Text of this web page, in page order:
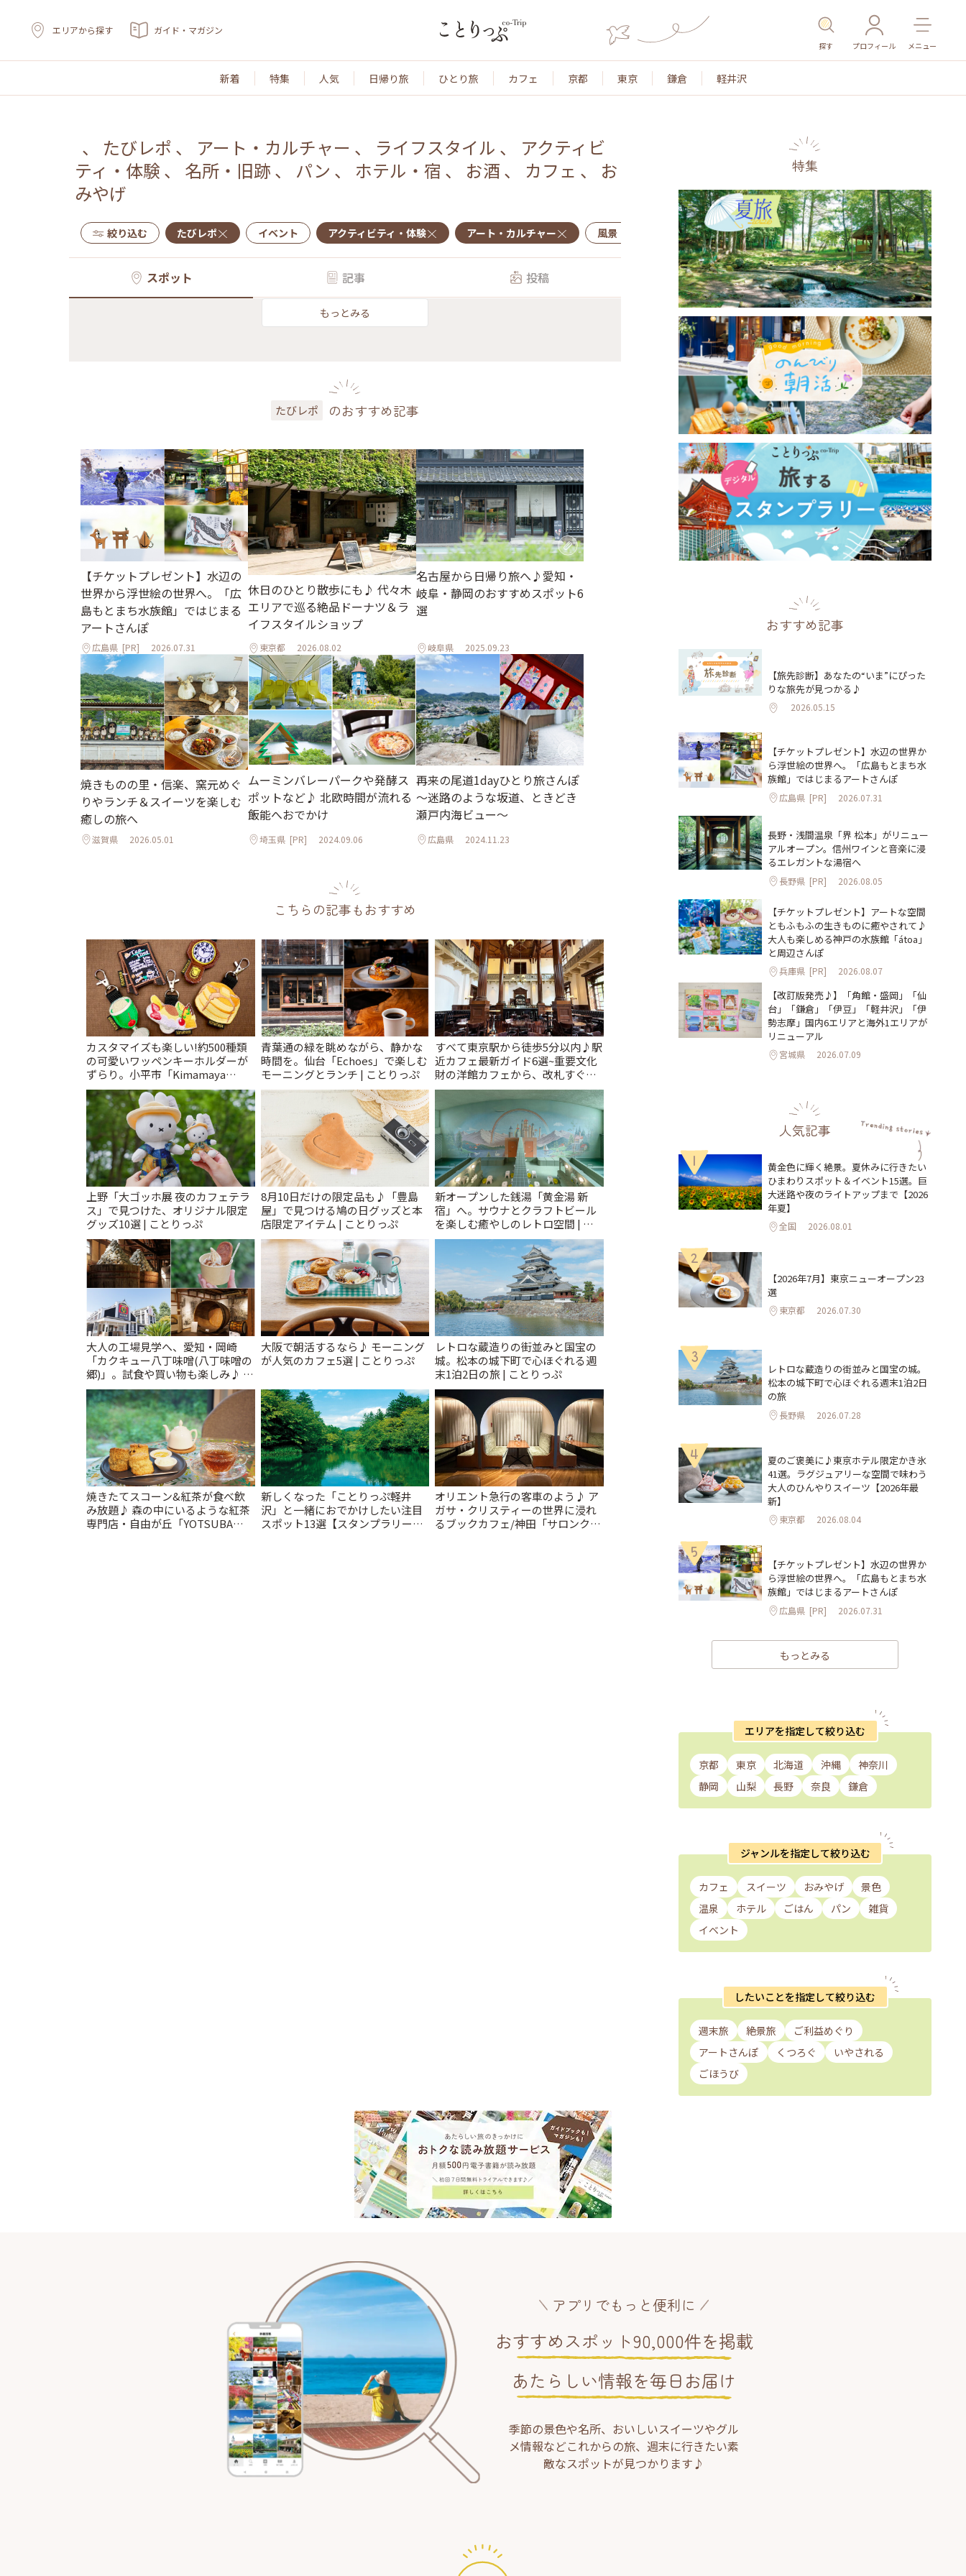
エリアから探す ガイド・マガジン
探す プロフィール メニュー
新着 特集 人気 日帰り旅 ひとり旅 カフェ 京都 東京 鎌倉 軽井沢
、 たびレポ 、 アート・カルチャー 、 ライフスタイル 、 アクティビ
ティ・体験 、 名所・旧跡 、 パン 、 ホテル・宿 、 お酒 、 カフェ 、 お
みやげ
絞り込む たびレポ イベント アクティビティ・体験 アート・カルチャー 風景・景色 名所・旧跡 温泉・スパ その他施設 ごはん
スポット 記事 投稿
もっとみる
たびレポ のおすすめ記事
【チケットプレゼント】水辺の
世界から浮世絵の世界へ。「広
島もとまち水族館」ではじまる
アートさんぽ
広島県 [PR] 2026.07.31
休日のひとり散歩にも♪ 代々木
エリアで巡る絶品ドーナツ＆ラ
イフスタイルショップ
東京都 2026.08.02
名古屋から日帰り旅へ♪愛知・
岐阜・静岡のおすすめスポット6
選
岐阜県 2025.09.23
焼きものの里・信楽、窯元めぐ
りやランチ＆スイーツを楽しむ
癒しの旅へ
滋賀県 2026.05.01
ムーミンバレーパークや発酵ス
ポットなど♪ 北欧時間が流れる
飯能へおでかけ
埼玉県 [PR] 2024.09.06
再来の尾道1dayひとり旅さんぽ
～迷路のような坂道、ときどき
瀬戸内海ビュー～
広島県 2024.11.23
こちらの記事もおすすめ
カスタマイズも楽しい!約500種類
の可愛いワッペンキーホルダーが
ずらり。小平市「Kimamaya
T&K」 | ことりっぷ
青葉通の緑を眺めながら、静かな
時間を。仙台「Echoes」で楽しむ
モーニングとランチ | ことりっぷ
すべて東京駅から徒歩5分以内♪駅
近カフェ最新ガイド6選~重要文化
財の洋館カフェから、改札すぐの
レトロ喫茶まで~ | ことりっぷ
上野「大ゴッホ展 夜のカフェテラ
ス」で見つけた、オリジナル限定
グッズ10選 | ことりっぷ
8月10日だけの限定品も♪「豊島
屋」で見つける鳩の日グッズと本
店限定アイテム | ことりっぷ
新オープンした銭湯「黄金湯 新
宿」へ。サウナとクラフトビール
を楽しむ癒やしのレトロ空間 | こ
とりっぷ
大人の工場見学へ、愛知・岡崎
「カクキュー八丁味噌(八丁味噌の
郷)」。試食や買い物も楽しみ♪ |
ことりっぷ
大阪で朝活するなら♪ モーニング
が人気のカフェ5選 | ことりっぷ
レトロな蔵造りの街並みと国宝の
城。松本の城下町で心ほぐれる週
末1泊2日の旅 | ことりっぷ
焼きたてスコーン&紅茶が食べ飲
み放題♪ 森の中にいるような紅茶
専門店・自由が丘「YOTSUBA
新しくなった「ことりっぷ軽井
沢」と一緒におでかけしたい注目
スポット13選【スタンプラリー開
オリエント急行の客車のよう♪ ア
ガサ・クリスティーの世界に浸れ
るブックカフェ/神田「サロンクリ
特集
おすすめ記事
【旅先診断】あなたの“いま”にぴった
りな旅先が見つかる♪
2026.05.15
【チケットプレゼント】水辺の世界か
ら浮世絵の世界へ。「広島もとまち水
族館」ではじまるアートさんぽ
広島県 [PR] 2026.07.31
長野・浅間温泉「界 松本」がリニュー
アルオープン。信州ワインと音楽に浸
るエレガントな湯宿へ
長野県 [PR] 2026.08.05
【チケットプレゼント】アートな空間
ともふもふの生きものに癒やされて♪
大人も楽しめる神戸の水族館「átoa」
と周辺さんぽ
兵庫県 [PR] 2026.08.07
【改訂版発売♪】「角館・盛岡」「仙
台」「鎌倉」「伊豆」「軽井沢」「伊
勢志摩」国内6エリアと海外1エリアが
リニューアル
宮城県 2026.07.09
人気記事
1
黄金色に輝く絶景。夏休みに行きたい
ひまわりスポット＆イベント15選。巨
大迷路や夜のライトアップまで【2026
年夏】
全国 2026.08.01
2
【2026年7月】東京ニューオープン23
選
東京都 2026.07.30
3
レトロな蔵造りの街並みと国宝の城。
松本の城下町で心ほぐれる週末1泊2日
の旅
長野県 2026.07.28
4
夏のご褒美に♪東京ホテル限定かき氷
41選。ラグジュアリーな空間で味わう
大人のひんやりスイーツ【2026年最
新】
東京都 2026.08.04
5
【チケットプレゼント】水辺の世界か
ら浮世絵の世界へ。「広島もとまち水
族館」ではじまるアートさんぽ
広島県 [PR] 2026.07.31
もっとみる
エリアを指定して絞り込む
京都 東京 北海道 沖縄
神奈川
静岡
山梨 長野 奈良 鎌倉
ジャンルを指定して絞り込む
カフェ スイーツ おみやげ
景色
温泉
ホテル ごはん パン
雑貨
イベント
したいことを指定して絞り込む
週末旅 絶景旅
ご利益めぐり
アートさんぽ
くつろぐ
いやされる
ごほうび
アプリでもっと便利に
おすすめスポット90,000件を掲載
あたらしい情報を毎日お届け
季節の景色や名所、おいしいスイーツやグル
メ情報などこれからの旅、週末に行きたい素
敵なスポットが見つかります♪